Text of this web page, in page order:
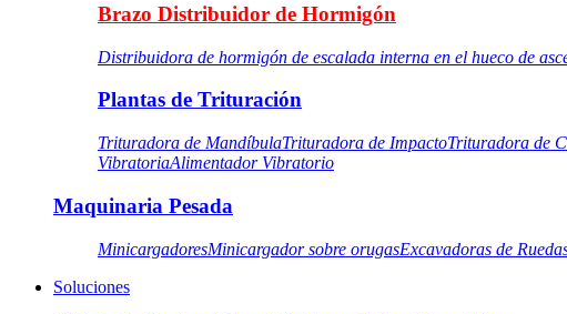
Brazo Distribuidor de Hormigón
Distribuidora de hormigón de escalada interna en el hueco de
Plantas de Trituración
Trituradora de MandíbulaTrituradora de ImpactoTrituradora de
VibratoriaAlimentador Vibratorio
Maquinaria Pesada
MinicargadoresMinicargador sobre orugasExcavadoras de
Soluciones